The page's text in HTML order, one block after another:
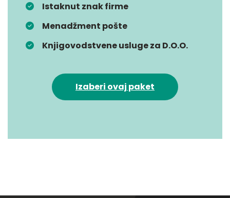
Istaknut znak firme
Menadžment pošte
Knjigovodstvene usluge za D.O.O.
Izaberi ovaj paket